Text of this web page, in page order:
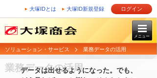
大塚IDとは 大塚ID新規登録 ログイン
メニュー
ソリューション・サービス 業務データの活用
業務データの活用
データは出せるようになった。でも、